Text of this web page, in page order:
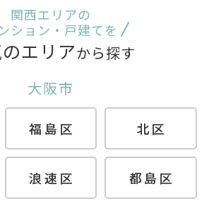
関西エリアの
ション・戸建てを
エリアから探す
大阪市
福島区 北区
浪速区 都島区